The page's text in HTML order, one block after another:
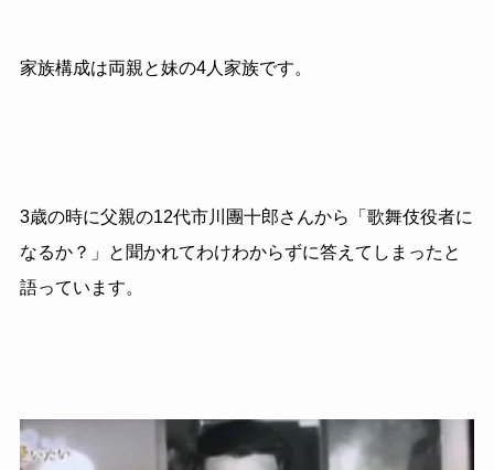
家族構成は両親と妹の4人家族です。
3歳の時に父親の12代市川團十郎さんから「歌舞伎役者に
なるか？」と聞かれてわけわからずに答えてしまったと
語っています。